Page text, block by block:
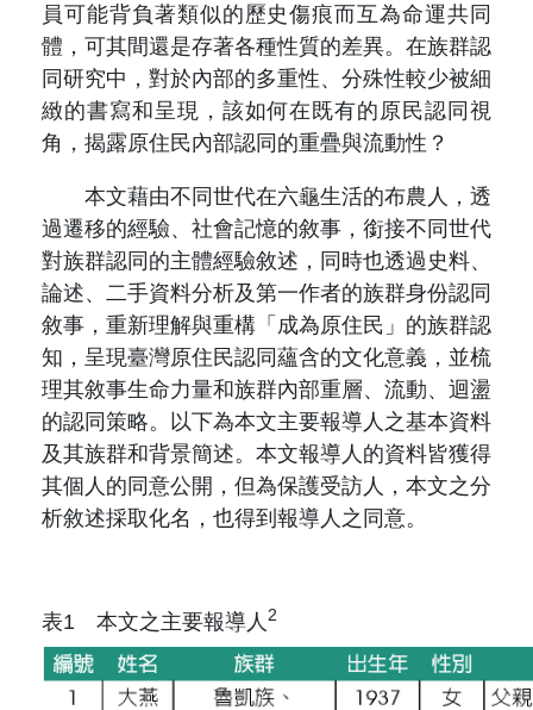
員可能背負著類似的歷史傷痕而互為命運共同
體，可其間還是存著各種性質的差異。在族群認
同研究中，對於內部的多重性、分殊性較少被細
緻的書寫和呈現，該如何在既有的原民認同視
角，揭露原住民內部認同的重疊與流動性？
本文藉由不同世代在六龜生活的布農人，透
過遷移的經驗、社會記憶的敘事，銜接不同世代
對族群認同的主體經驗敘述，同時也透過史料、
論述、二手資料分析及第一作者的族群身份認同
敘事，重新理解與重構「成為原住民」的族群認
知，呈現臺灣原住民認同蘊含的文化意義，並梳
理其敘事生命力量和族群內部重層、流動、迴盪
的認同策略。以下為本文主要報導人之基本資料
及其族群和背景簡述。本文報導人的資料皆獲得
其個人的同意公開，但為保護受訪人，本文之分
析敘述採取化名，也得到報導人之同意。
表1 本文之主要報導人 2